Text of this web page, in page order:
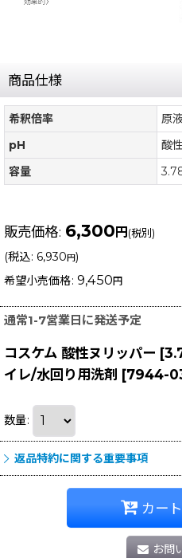
商品仕様
希釈倍率
原
pH
酸性
容量
販売価格: 6,300円(税別)
(税込: 6,930円)
希望小売価格: 9,450 円
通常1-7営業日に発送予定
コスケム 酸性ヌリッパー
イレ/水回り用洗剤 [7944-
数量:
返品特約に関する重要事項
カー
お問